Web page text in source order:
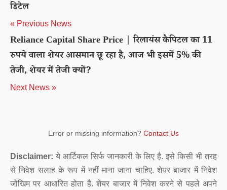
डिटेल
« Previous News
Reliance Capital Share Price | रिलायंस कैपिटल का 11
रुपये वाला शेयर आसमान छू रहा है, आज भी इसमें 5% की
तेजी, शेयर में तेजी क्यों?
Next News »
Error or missing information? Contact Us
Disclaimer: ये आर्टिकल सिर्फ जानकारी के लिए है. इसे किसी भी तरह
से निवेश सलाह के रूप में नहीं माना जाना चाहिए. शेयर बाजार में निवेश
जोखिम पर आधारित होता है. शेयर बाजार में निवेश करने से पहले अपने